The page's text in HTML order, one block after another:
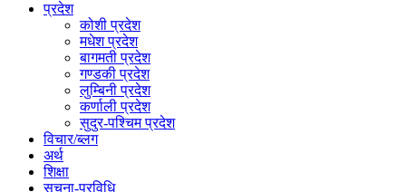
प्रदेश
कोशी प्रदेश
मधेश प्रदेश
बागमती प्रदेश
गण्डकी प्रदेश
लुम्बिनी प्रदेश
कर्णाली प्रदेश
सुदुर-पश्चिम प्रदेश
विचार/ब्लग
अर्थ
शिक्षा
सूचना-प्रविधि